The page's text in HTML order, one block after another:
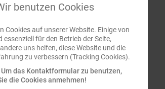
benutzen Cookies
Cookies auf unserer Website. Einige von
essenziell für den Betrieb der Seite,
uns helfen, diese Website und die
zu verbessern (Tracking Cookies).
das Kontaktformular zu benutzen,
die Cookies anmehmen!